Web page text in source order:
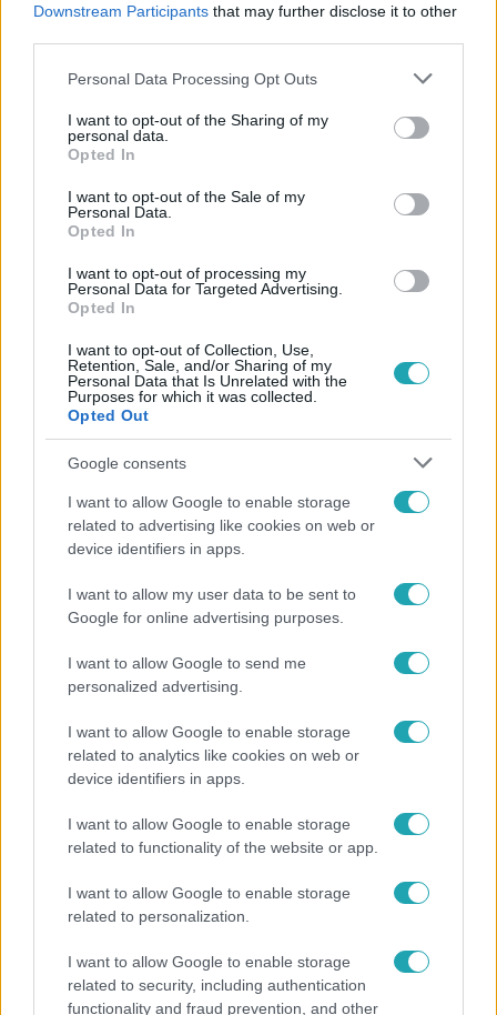
Downstream Participants that may further disclose it to other
Please note that this website/app uses one or more Google
not limited to your visit or usage behaviour. You may click to
grant or deny consent to Google and its third-party tags to
use your data for below specified purposes in below Google
consent section.
Personal Data Processing Opt Outs
I want to opt-out of the Sharing of my
personal data.
Opted In
I want to opt-out of the Sale of my
Personal Data.
Opted In
I want to opt-out of processing my
Personal Data for Targeted Advertising.
Opted In
I want to opt-out of Collection, Use,
Retention, Sale, and/or Sharing of my
Personal Data that Is Unrelated with the
Purposes for which it was collected.
Opted Out
Google consents
I want to allow Google to enable storage
related to advertising like cookies on web or
device identifiers in apps.
I want to allow my user data to be sent to
Google for online advertising purposes.
I want to allow Google to send me
personalized advertising.
I want to allow Google to enable storage
related to analytics like cookies on web or
device identifiers in apps.
I want to allow Google to enable storage
related to functionality of the website or app.
I want to allow Google to enable storage
related to personalization.
I want to allow Google to enable storage
related to security, including authentication
functionality and fraud prevention, and other
Népszerű
Életmód
Kitört a lecsó-láz! Íme 3 tuti recept az
tankerületek és a Klebelsberg Központ, de
átalakítják őket